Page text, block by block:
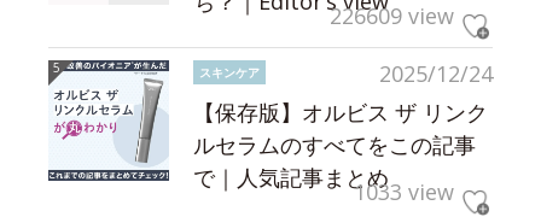
226609 view
2025/12/24
スキンケア
【保存版】オルビス ザ リンク
ルセラムのすべてをこの記事
で｜人気記事まとめ1033 view